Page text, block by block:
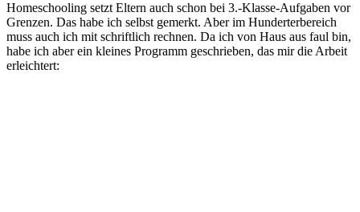
Homeschooling setzt Eltern auch schon bei 3.-Klasse-Aufgaben vor
Grenzen. Das habe ich selbst gemerkt. Aber im Hunderterbereich
muss auch ich mit schriftlich rechnen. Da ich von Haus aus faul bin,
habe ich aber ein kleines Programm geschrieben, das mir die Arbeit
erleichtert: